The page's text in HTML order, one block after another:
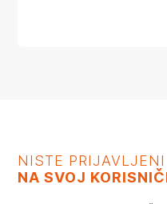
NISTE PRIJAVLJENI
NA SVOJ